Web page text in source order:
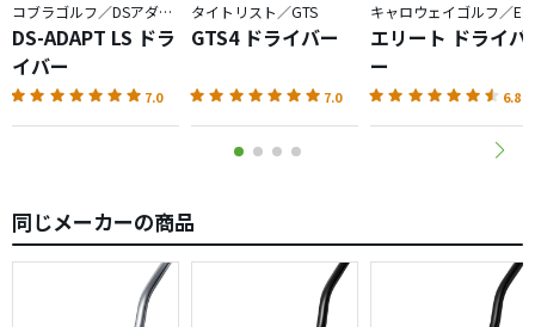
コブラゴルフ／DSアダプト
DS-ADAPT LS ドラ
イバー
7.0
タイトリスト／GTS
GTS4 ドライバー
7.0
エリート ドライバ
ー
6.8
同じメーカーの商品